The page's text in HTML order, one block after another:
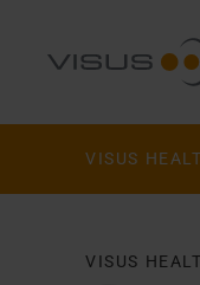
VISUS
VISUS